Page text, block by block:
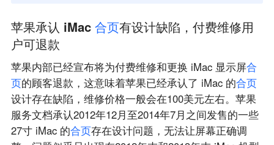
苹果承认 iMac 合页有设计缺陷，付费维修用
户可退款
苹果内部已经宣布将为付费维修和更换 iMac 显示屏合
页的顾客退款，这意味着苹果已经承认了 iMac 的合页
设计存在缺陷，维修价格一般会在100美元左右。苹果
服务文档承认2012年12月至2014年7月之间发售的一些
27寸 iMac 的合页存在设计问题，无法让屏幕正确调